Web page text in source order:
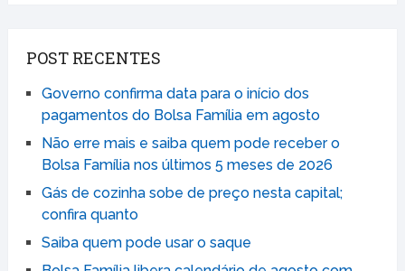
POST RECENTES
Governo confirma data para o início dos
pagamentos do Bolsa Família em agosto
Não erre mais e saiba quem pode receber o
Bolsa Família nos últimos 5 meses de 2026
Gás de cozinha sobe de preço nesta capital;
confira quanto
Saiba quem pode usar o saque